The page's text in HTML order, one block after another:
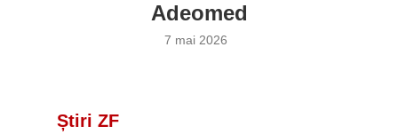
Adeomed
7 mai 2026
Știri ZF